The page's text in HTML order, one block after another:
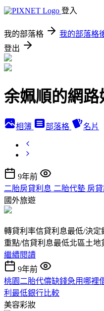
登入
我的部落格 我的部落格
登出
余姵順的網路
相簿 部落格 名片
9年前
二胎房貸利息 二胎代墊 房
國外旅遊
轉貸利率信貸利息最低/決
重點/信貸利息最低北區土
繼續閱讀
9年前
桃園二胎代償缺錢急用哪裡
利最低銀行比較
美容彩妝